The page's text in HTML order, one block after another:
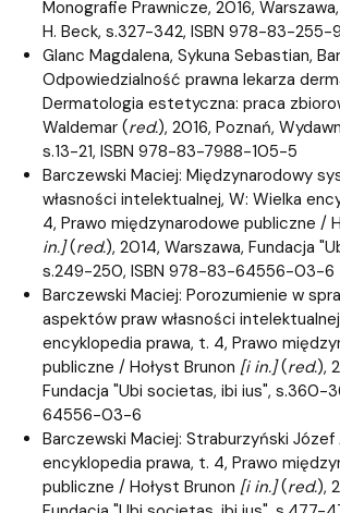
Monografie Prawnicze, 2016,
H. Beck, s.327-342, ISBN 978-83-
Glanc Magdalena, Sykuna Sebastian,
Odpowiedzialność prawna lekarza
Dermatologia estetyczna: praca
Waldemar (red.), 2016, Poznań,
s.13-21, ISBN 978-83-7988-105-5
Barczewski Maciej: Międzynarodowy
własności intelektualnej, W: Wielka
4, Prawo międzynarodowe publiczne /
in.](red.), 2014, Warszawa, Fundacja
s.249-250, ISBN 978-83-64556-03-6
Barczewski Maciej: Porozumienie w
aspektów praw własności
encyklopedia prawa, t. 4, Prawo
publiczne / Hołyst Brunon [i in.](red.),
Fundacja "Ubi societas, ibi ius", s.360-
64556-03-6
Barczewski Maciej: Straburzyński Józef
encyklopedia prawa, t. 4, Prawo
publiczne / Hołyst Brunon [i in.](red.),